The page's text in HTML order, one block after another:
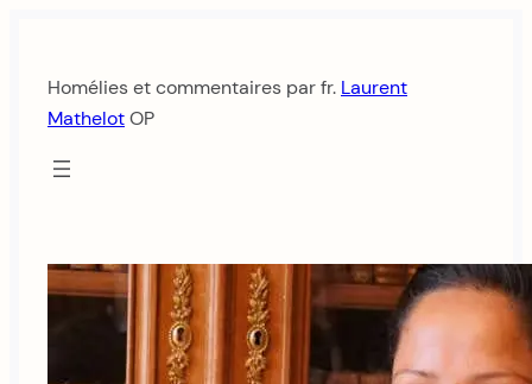
contenu
Homélies et commentaires par fr. Laurent
MathelotOP